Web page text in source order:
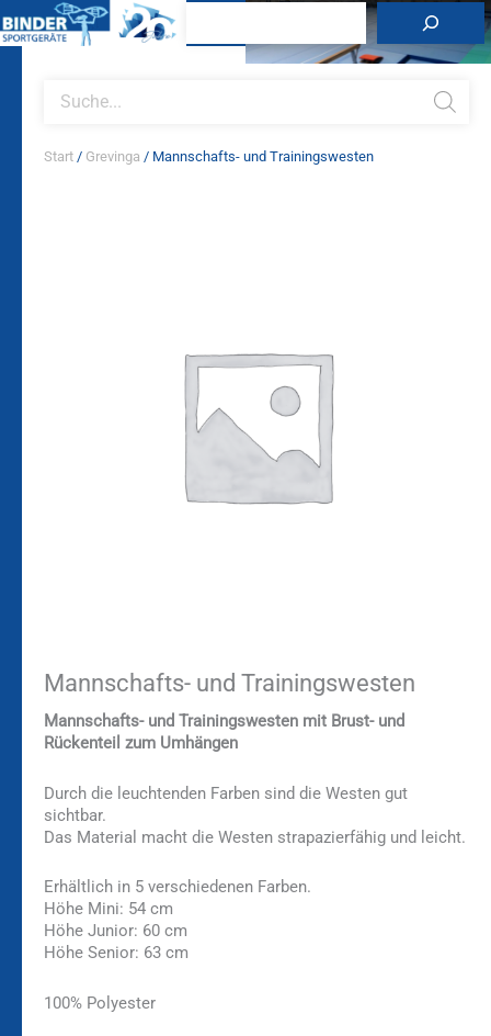
Inhalt
search
Start / Grevinga / Mannschafts- und Trainingswesten
Mannschafts- und Trainingswesten
Mannschafts- und Trainingswesten mit Brust- und
Rückenteil zum Umhängen
Durch die leuchtenden Farben sind die Westen gut
sichtbar.
Das Material macht die Westen strapazierfähig und leicht.
Erhältlich in 5 verschiedenen Farben.
Höhe Mini: 54 cm
Höhe Junior: 60 cm
Höhe Senior: 63 cm
100% Polyester